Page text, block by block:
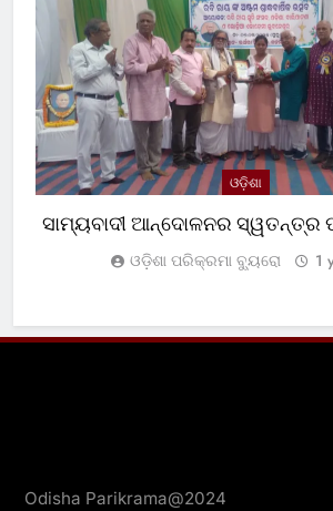
ଓଡ଼ିଶା
ସାମ୍ୟବାଦୀ ଆନ୍ଦୋଳନର ସ୍ୱତନ୍ତ୍ର
ଓଡ଼ିଶା ପରିକ୍ରମା ବ୍ୟୁରୋ 1
Odisha Parikrama@2024